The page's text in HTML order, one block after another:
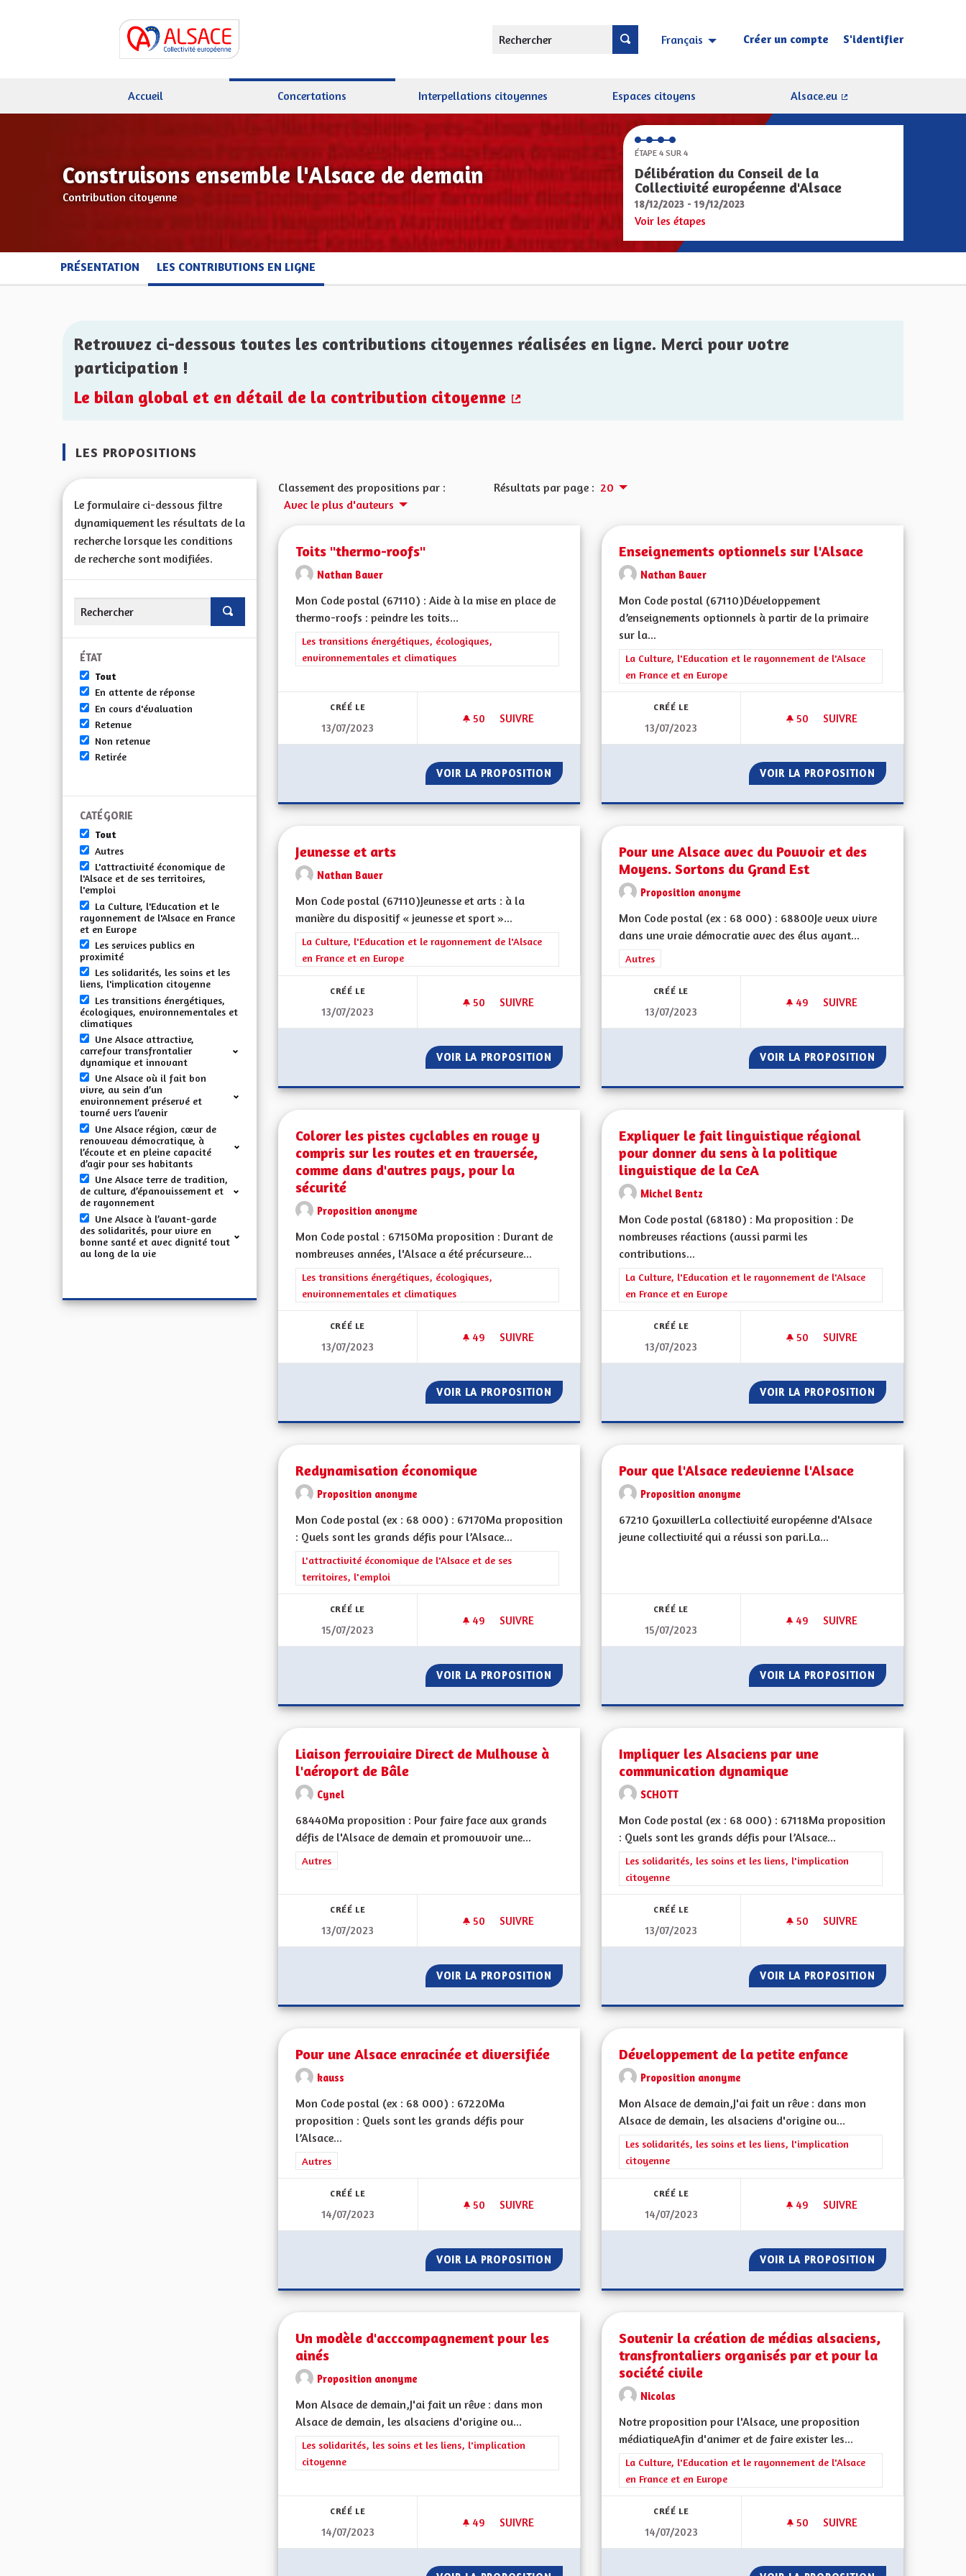
Rechercher Français Choisir la langue Sprache wählen
Créer un compte S'identifier
Accueil Concertations Interpellations citoyennes Espaces citoyens
Alsace.eu
Construisons ensemble l'Alsace de demain
Contribution citoyenne
ÉTAPE 4 SUR 4
Délibération du Conseil de la
Collectivité européenne d'Alsace
18/12/2023 - 19/12/2023
Voir les étapes
PRÉSENTATION LES CONTRIBUTIONS EN LIGNE
Retrouvez ci-dessous toutes les contributions citoyennes réalisées en ligne. Merci pour votre
participation !
Le bilan global et en détail de la contribution citoyenne
LES PROPOSITIONS
Le formulaire ci-dessous filtre
dynamiquement les résultats de la
recherche lorsque les conditions
de recherche sont modifiées.
ÉTAT
Tout
En attente de réponse
En cours d'évaluation
Retenue
Non retenue
Retirée
CATÉGORIE
Tout
Autres
L'attractivité économique de
l'Alsace et de ses territoires,
l'emploi
La Culture, l'Education et le
rayonnement de l'Alsace en France
et en Europe
Les services publics en
proximité
Les solidarités, les soins et les
liens, l'implication citoyenne
Les transitions énergétiques,
écologiques, environnementales et
climatiques
Une Alsace attractive,
carrefour transfrontalier
dynamique et innovant
Une Alsace où il fait bon
vivre, au sein d’un
environnement préservé et
tourné vers l’avenir
Une Alsace région, cœur de
renouveau démocratique, à
l’écoute et en pleine capacité
d’agir pour ses habitants
Une Alsace terre de tradition,
de culture, d’épanouissement et
de rayonnement
Une Alsace à l’avant-garde
des solidarités, pour vivre en
bonne santé et avec dignité tout
au long de la vie
Classement des propositions par :
Avec le plus d'auteurs
Résultats par page : 20
Toits "thermo-roofs"
Nathan Bauer
Mon Code postal (67110) : Aide à la mise en place de
thermo-roofs : peindre les toits...
Filtrer les résultats de la catégorie : Les transitions énergétiques, écologiques, environnementales et climatiques
Les transitions énergétiques, écologiques,
environnementales et climatiques
CRÉÉ LE
13/07/2023
50 50 ABONNÉS
SUIVRE
VOIR LA PROPOSITION TOITS "THERMO-ROOFS"
Enseignements optionnels sur l'Alsace
Nathan Bauer
Mon Code postal (67110)Développement
d’enseignements optionnels à partir de la primaire
sur la...
Filtrer les résultats de la catégorie : La Culture, l'Education et le
La Culture, l'Education et le rayonnement de l'Alsace
en France et en Europe
CRÉÉ LE
13/07/2023
50 50 ABONNÉS
SUIVRE
VOIR LA PROPOSITION
Jeunesse et arts
Nathan Bauer
Mon Code postal (67110)Jeunesse et arts : à la
manière du dispositif « jeunesse et sport »...
Filtrer les résultats de la catégorie : La Culture, l'Education et le rayonnement de l'Alsace en France et en Europe
La Culture, l'Education et le rayonnement de l'Alsace
en France et en Europe
CRÉÉ LE
13/07/2023
50 50 ABONNÉS
SUIVRE
VOIR LA PROPOSITION JEUNESSE ET ARTS
Pour une Alsace avec du Pouvoir et des
Moyens. Sortons du Grand Est
Proposition anonyme
Mon Code postal (ex : 68 000) : 68800Je veux vivre
dans une vraie démocratie avec des élus ayant...
Filtrer les résultats de la catégorie : Autres
Autres
CRÉÉ LE
13/07/2023
49 49 ABONNÉS
SUIVRE
VOIR LA PROPOSITION POUR UNE
Colorer les pistes cyclables en rouge y
compris sur les routes et en traversée,
comme dans d'autres pays, pour la
sécurité
Proposition anonyme
Mon Code postal : 67150Ma proposition : Durant de
nombreuses années, l'Alsace a été précurseure...
Filtrer les résultats de la catégorie : Les transitions énergétiques, écologiques, environnementales et climatiques
Les transitions énergétiques, écologiques,
environnementales et climatiques
CRÉÉ LE
13/07/2023
49 49 ABONNÉS
SUIVRE
COLORER LES PISTES CYCLABLES EN ROUGE Y COMPRIS SUR LES ROUTES ET EN TRAVERSÉE,
VOIR LA PROPOSITION COLORER LES PISTES CYCLABLES EN ROUGE Y COMPRIS SUR LES ROUTES ET
Expliquer le fait linguistique régional
pour donner du sens à la politique
linguistique de la CeA
Michel Bentz
Mon Code postal (68180) : Ma proposition : De
nombreuses réactions (aussi parmi les
contributions...
Filtrer les résultats de la catégorie : La Culture, l'Education et le
La Culture, l'Education et le rayonnement de l'Alsace
en France et en Europe
CRÉÉ LE
13/07/2023
50 50 ABONNÉS
SUIVRE
VOIR LA PROPOSITION EXPLIQUER LE
Redynamisation économique
Proposition anonyme
Mon Code postal (ex : 68 000) : 67170Ma proposition
: Quels sont les grands défis pour l’Alsace...
Filtrer les résultats de la catégorie : L'attractivité économique de l'Alsace et de ses territoires, l'emploi
L'attractivité économique de l'Alsace et de ses
territoires, l'emploi
CRÉÉ LE
15/07/2023
49 49 ABONNÉS
SUIVRE
REDYNAMISATION ÉCONOMIQUE
VOIR LA PROPOSITION REDYNAMISATION ÉCONOMIQUE
Pour que l'Alsace redevienne l'Alsace
Proposition anonyme
67210 GoxwillerLa collectivité européenne d'Alsace
jeune collectivité qui a réussi son pari.La...
CRÉÉ LE
15/07/2023
49 49 ABONNÉS
SUIVRE
VOIR LA PROPOSITION POUR QUE
Liaison ferroviaire Direct de Mulhouse à
l'aéroport de Bâle
Cynel
68440Ma proposition : Pour faire face aux grands
défis de l'Alsace de demain et promouvoir une...
Filtrer les résultats de la catégorie : Autres
Autres
CRÉÉ LE
13/07/2023
50 50 ABONNÉS
SUIVRE
LIAISON FERROVIAIRE DIRECT DE MULHOUSE À L'AÉROPORT DE BÂLE
VOIR LA PROPOSITION LIAISON FERROVIAIRE DIRECT DE MULHOUSE À L'AÉROPORT DE BÂLE
Impliquer les Alsaciens par une
communication dynamique
SCHOTT
Mon Code postal (ex : 68 000) : 67118Ma proposition
: Quels sont les grands défis pour l’Alsace...
Filtrer les résultats de la catégorie : Les solidarités, les soins et les liens,
Les solidarités, les soins et les liens, l'implication
citoyenne
CRÉÉ LE
13/07/2023
50 50 ABONNÉS
SUIVRE
VOIR LA PROPOSITION IMPLIQUER LES
Pour une Alsace enracinée et diversifiée
kauss
Mon Code postal (ex : 68 000) : 67220Ma
proposition : Quels sont les grands défis pour
l’Alsace...
Filtrer les résultats de la catégorie : Autres
Autres
CRÉÉ LE
14/07/2023
50 50 ABONNÉS
SUIVRE
POUR UNE ALSACE ENRACINÉE ET DIVERSIFIÉE
VOIR LA PROPOSITION POUR UNE ALSACE ENRACINÉE ET DIVERSIFIÉE
Développement de la petite enfance
Proposition anonyme
Mon Alsace de demain,J'ai fait un rêve : dans mon
Alsace de demain, les alsaciens d'origine ou...
Filtrer les résultats de la catégorie : Les solidarités, les soins et les liens,
Les solidarités, les soins et les liens, l'implication
citoyenne
CRÉÉ LE
14/07/2023
49 49 ABONNÉS
SUIVRE
VOIR LA PROPOSITION
Un modèle d'acccompagnement pour les
ainés
Proposition anonyme
Mon Alsace de demain,J'ai fait un rêve : dans mon
Alsace de demain, les alsaciens d'origine ou...
Filtrer les résultats de la catégorie : Les solidarités, les soins et les liens, l'implication citoyenne
Les solidarités, les soins et les liens, l'implication
citoyenne
CRÉÉ LE
14/07/2023
49 49 ABONNÉS
SUIVRE
UN MODÈLE D'ACCCOMPAGNEMENT POUR LES AINÉS
Soutenir la création de médias alsaciens,
transfrontaliers organisés par et pour la
société civile
Nicolas
Notre proposition pour l'Alsace, une proposition
médiatiqueAfin d'animer et de faire exister les...
Filtrer les résultats de la catégorie : La Culture, l'Education et le
La Culture, l'Education et le rayonnement de l'Alsace
en France et en Europe
CRÉÉ LE
14/07/2023
50 50 ABONNÉS
SUIVRE